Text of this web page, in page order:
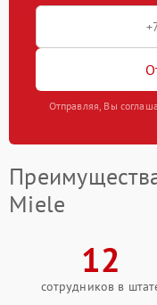
Отправляя, Вы
Miele
12
сотрудников в